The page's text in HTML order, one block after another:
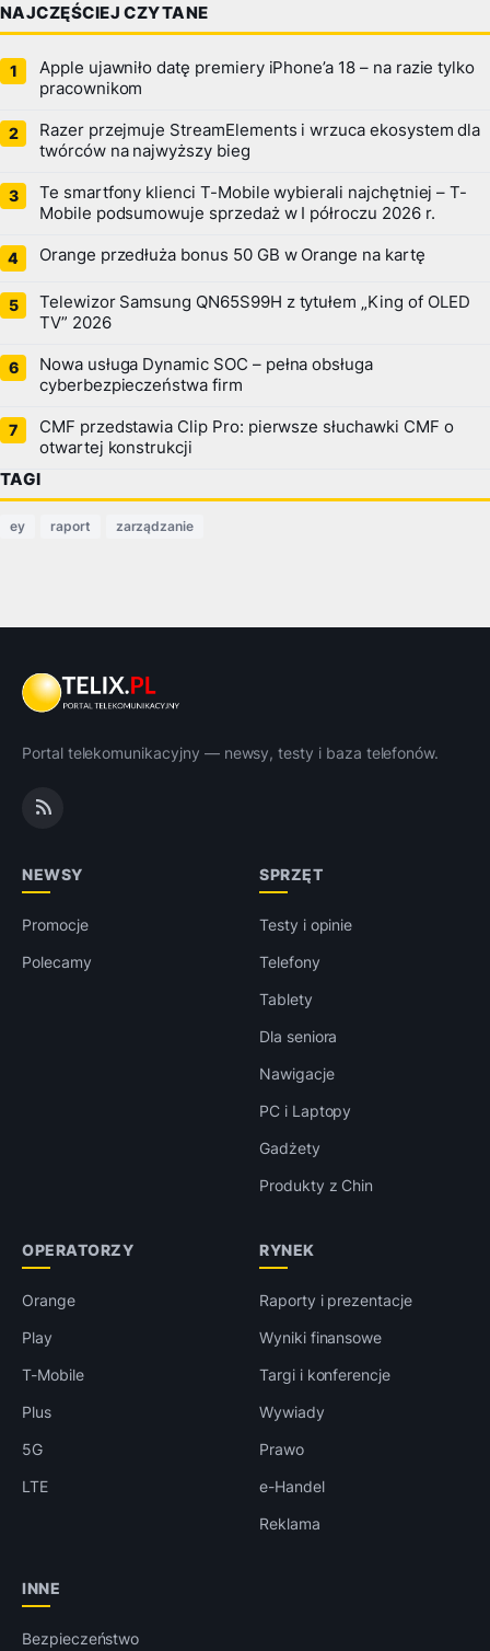
NAJCZĘŚCIEJ CZYTANE
Apple ujawniło datę premiery iPhone’a 18 – na razie tylko
pracownikom
Razer przejmuje StreamElements i wrzuca ekosystem dla
twórców na najwyższy bieg
Te smartfony klienci T-Mobile wybierali najchętniej – T-
Mobile podsumowuje sprzedaż w I półroczu 2026 r.
Orange przedłuża bonus 50 GB w Orange na kartę
Telewizor Samsung QN65S99H z tytułem „King of OLED
TV” 2026
Nowa usługa Dynamic SOC – pełna obsługa
cyberbezpieczeństwa firm
CMF przedstawia Clip Pro: pierwsze słuchawki CMF o
otwartej konstrukcji
TAGI
ey raport zarządzanie
Portal telekomunikacyjny — newsy, testy i baza telefonów.
NEWSY
Promocje
Polecamy
SPRZĘT
Testy i opinie
Telefony
Tablety
Dla seniora
Nawigacje
PC i Laptopy
Gadżety
Produkty z Chin
OPERATORZY
Orange
Play
T-Mobile
Plus
5G
LTE
RYNEK
Raporty i prezentacje
Wyniki finansowe
Targi i konferencje
Wywiady
Prawo
e-Handel
Reklama
INNE
Bezpieczeństwo